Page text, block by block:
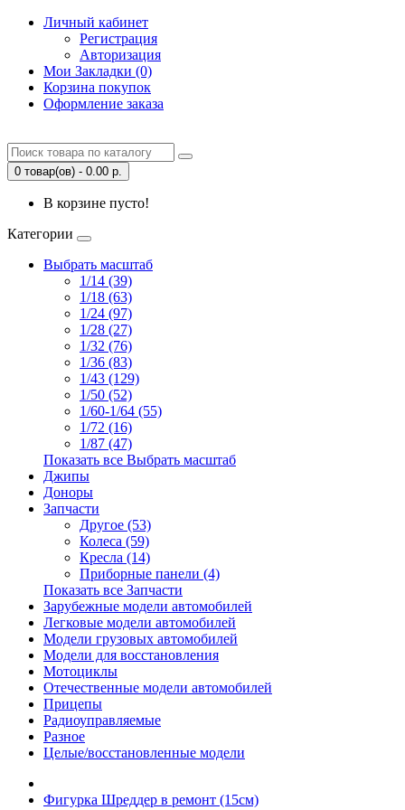
Личный кабинет
Регистрация
Авторизация
Мои Закладки (0)
Корзина покупок
Оформление заказа
0 товар(ов) - 0.00 р.
В корзине пусто!
Категории
Выбрать масштаб
1/14 (39)
1/18 (63)
1/24 (97)
1/28 (27)
1/32 (76)
1/36 (83)
1/43 (129)
1/50 (52)
1/60-1/64 (55)
1/72 (16)
1/87 (47)
Показать все Выбрать масштаб
Джипы
Доноры
Запчасти
Другое (53)
Колеса (59)
Кресла (14)
Приборные панели (4)
Показать все Запчасти
Зарубежные модели автомобилей
Легковые модели автомобилей
Модели грузовых автомобилей
Модели для восстановления
Мотоциклы
Отечественные модели автомобилей
Прицепы
Радиоуправляемые
Разное
Целые/восстановленные модели
Фигурка Шреддер в ремонт (15см)